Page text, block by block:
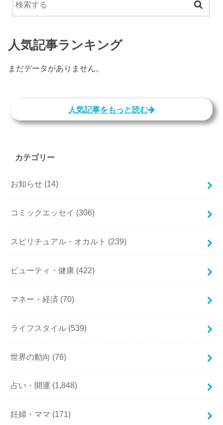
人気記事ランキング
まだデータがありません。
人気記事をもっと読む
カテゴリー
お知らせ (14)
コミックエッセイ (306)
スピリチュアル・オカルト (239)
ビューティ・健康 (422)
マネー・経済 (70)
ライフスタイル (539)
世界の動向 (76)
占い・開運 (1,848)
妊婦・ママ (171)